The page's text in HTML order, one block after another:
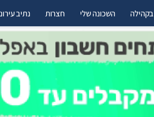
בקהילה השכונה שלי חצרות נתיב